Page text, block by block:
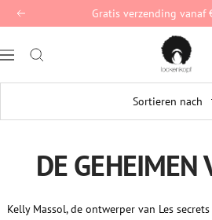
Direct
naar
de
inhoud
Terug Gratis verzending vanaf
Navigation
lockenkopf
Deutschland
Sortieren nach
DE GEHEIMEN
Kelly Massol, de ontwerper van Les